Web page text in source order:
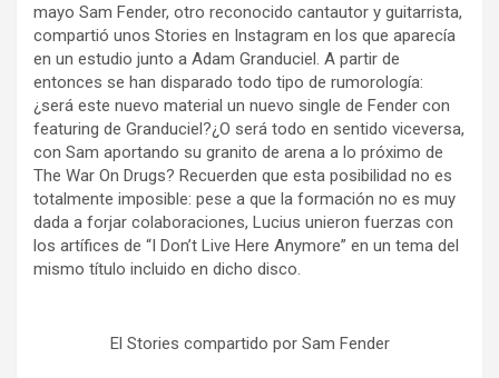
mayo Sam Fender, otro reconocido cantautor y guitarrista,
compartió unos Stories en Instagram en los que aparecía
en un estudio junto a Adam Granduciel. A partir de
entonces se han disparado todo tipo de rumorología:
¿será este nuevo material un nuevo single de Fender con
featuring de Granduciel?¿O será todo en sentido viceversa,
con Sam aportando su granito de arena a lo próximo de
The War On Drugs? Recuerden que esta posibilidad no es
totalmente imposible: pese a que la formación no es muy
dada a forjar colaboraciones, Lucius unieron fuerzas con
los artífices de “I Don’t Live Here Anymore” en un tema del
mismo título incluido en dicho disco.
El Stories compartido por Sam Fender